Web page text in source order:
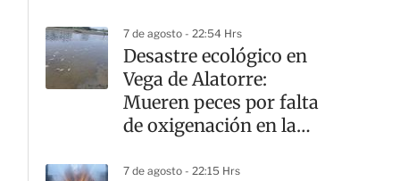
7 de agosto - 22:54 Hrs
Desastre ecológico en
Vega de Alatorre:
Mueren peces por falta
de oxigenación en la
7 de agosto - 22:15 Hrs